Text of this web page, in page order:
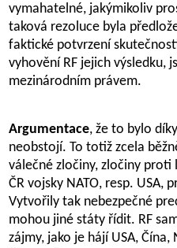
vymahatelné, jakýmikoliv
taková rezoluce byla
faktické potvrzení
vyhovění RF jejich výsledku,
mezinárodním právem.
Argumentace, že to bylo
neobstojí. To totiž zcela
válečné zločiny, zločiny proti
ČR vojsky NATO, resp. USA,
Vytvořily tak nebezpečné
mohou jiné státy řídit. RF
zájmy, jako je hájí USA,